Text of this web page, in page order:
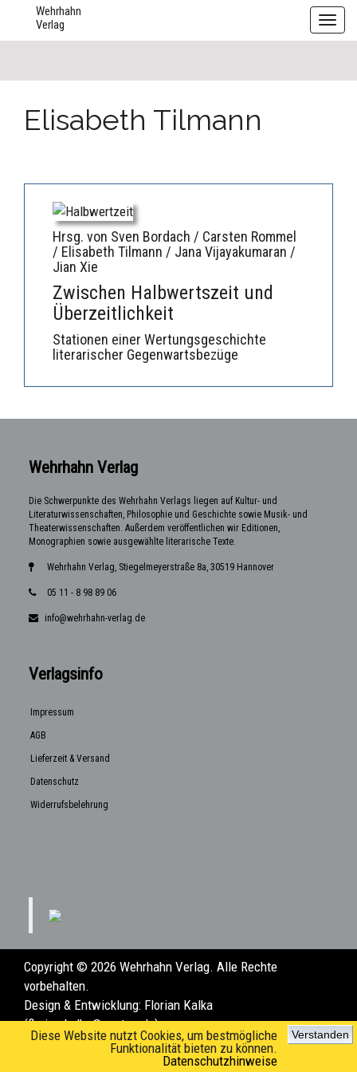
Wehrhahn
Verlag
Elisabeth Tilmann
Hrsg. von Sven Bordach / Carsten Rommel
/ Elisabeth Tilmann / Jana Vijayakumaran /
Jian Xie
Zwischen Halbwertszeit und
Überzeitlichkeit
Stationen einer Wertungsgeschichte
literarischer Gegenwartsbezüge
Wehrhahn Verlag
Die Schwerpunkte des Wehrhahn Verlags liegen auf Kultur- und
Literaturwissenschaften, Philosophie und Geschichte sowie Musik- und
Theaterwissenschaften. Außerdem veröffentlichen wir Editionen,
Monographien sowie ausgewählte literarische Texte.
Wehrhahn Verlag, Stiegelmeyerstraße 8a, 30519 Hannover
05 11 - 8 98 89 06
info@wehrhahn-verlag.de
Verlagsinfo
Impressum
AGB
Lieferzeit & Versand
Datenschutz
Widerrufsbelehrung
Copyright © 2026 Wehrhahn Verlag. Alle Rechte
vorbehalten.
Design & Entwicklung: Florian Kalka
(florian.kalka@posteo.de)
www.wehrhahn-verlag.de
Diese Website nutzt Cookies, um bestmögliche
Funktionalität bieten zu können.
Datenschutzhinweise
Verstanden